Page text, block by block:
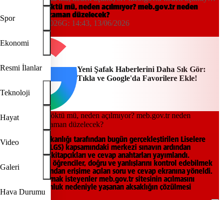
Spor
Ekonomi
Resmi İlanlar
Teknoloji
Hayat
Video
Galeri
Hava Durumu
ne zaman düzelecek?
meb.gov.tr çöktü mü, neden açılmıyor? meb.gov.tr neden
açılmıyor, ne zaman düzelecek?
14:42, 13/06/2026G: 14:43, 13/06/2026
Yeni Şafak Haberlerini Daha Sık Gör:
Tıkla ve Google'da Favorilere Ekle!
Milli Eğitim Bakanlığı tarafından bugün gerçekleştirilen Liselere
Geçiş Sistemi (LGS) kapsamındaki merkezi sınavın ardından
beklenen soru kitapçıkları ve cevap anahtarları yayımlandı.
Sınavdan çıkan öğrenciler, doğru ve yanlışlarını kontrol edebilmek
için MEB tarafından erişime açılan soru ve cevap ekranına yöneldi.
Sorgulama yapmak isteyenler meb.gov.tr sitesinin açılmasını
bekliyor. Yoğunluk nedeniyle yaşanan aksaklığın çözülmesi
bekleniyor.